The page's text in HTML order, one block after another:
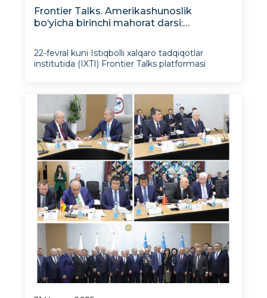
Frontier Talks. Amerikashunoslik
bo‘yicha birinchi mahorat darsi:
22-fevral kuni Istiqbolli xalqaro tadqiqotlar
institutida (IXTI) Frontier Talks platformasi
kursning birinchi mahorat darsi o‘tkazildi